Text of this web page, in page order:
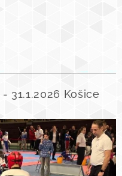
- 31.1.2026 Košice